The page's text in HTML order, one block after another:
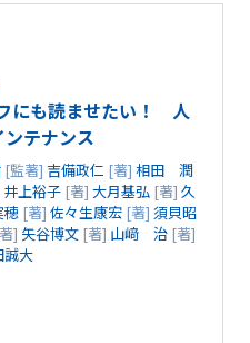
にも読ませたい！ 人
テナンス
[監著] 吉備政仁 [著] 相田 潤
井上裕子 [著] 大月基弘 [著] 久
穂 [著] 佐々生康宏 [著] 須貝昭
] 矢谷博文 [著] 山﨑 治 [著]
誠大